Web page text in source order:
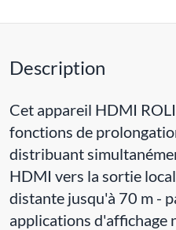
Description
Cet appareil HDMI
fonctions de
distribuant
HDMI vers la sortie
distante jusqu'à 70 m -
applications d'affichage